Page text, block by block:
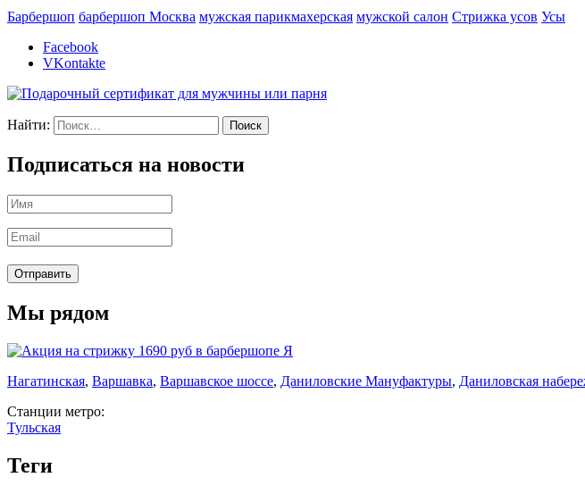
Барбершоп барбершоп Москва мужская парикмахерская мужской салон Стрижка усов Усы
Facebook
VKontakte
Найти:
Подписаться на новости
Мы рядом
Нагатинская, Варшавка, Варшавское шоссе, Даниловские Мануфактуры, Даниловская
Станции метро:
Тульская
Теги